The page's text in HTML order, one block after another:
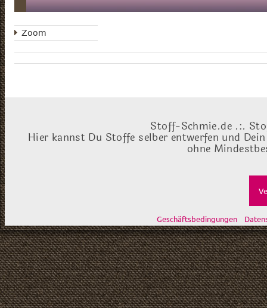
Zoom
Stoff-Schmie.de .:.
Hier kannst Du Stoffe selber entwerfen und
ohne
Geschäftsbedingungen